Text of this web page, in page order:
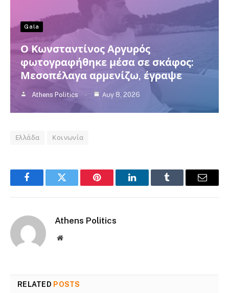
Gala
Ο Κωνσταντίνος Αργυρός
φωτογραφήθηκε μέσα σε σκάφος:
Μεσοπέλαγα αρμενίζω, έγραψε
Athens Politics Αυγ 8, 2026
Ελλάδα Κοινωνία
FacebookTwitter Pinterest LinkedInTumblr Email
Athens Politics
Website
RELATED POSTS